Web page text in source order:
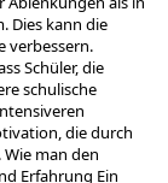
Dies kann die
verbessern.
Schüler, die
schulische
die durch
man den
Erfahrung Ein